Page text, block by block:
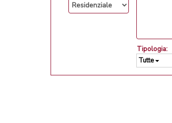
Tipologia:
Tutte